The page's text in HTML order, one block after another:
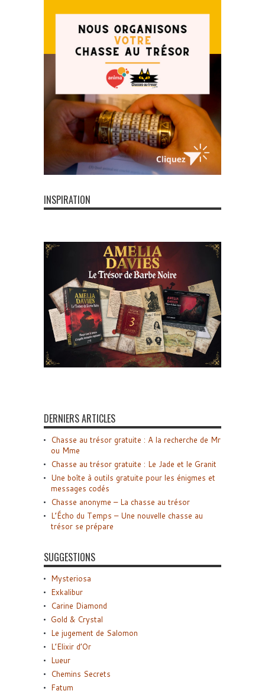
INSPIRATION
DERNIERS ARTICLES
Chasse au trésor gratuite : A la recherche de Mr
ou Mme
Chasse au trésor gratuite : Le Jade et le Granit
Une boîte à outils gratuite pour les énigmes et
messages codés
Chasse anonyme – La chasse au trésor
L’Écho du Temps – Une nouvelle chasse au
trésor se prépare
SUGGESTIONS
Mysteriosa
Exkalibur
Carine Diamond
Gold & Crystal
Le jugement de Salomon
L’Elixir d’Or
Lueur
Chemins Secrets
Fatum